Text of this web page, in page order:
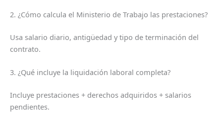
2. ¿Cómo calcula el Ministerio de Trabajo las prestaciones?
Usa salario diario, antigüedad y tipo de terminación del
contrato.
3. ¿Qué incluye la liquidación laboral completa?
Incluye prestaciones + derechos adquiridos + salarios
pendientes.